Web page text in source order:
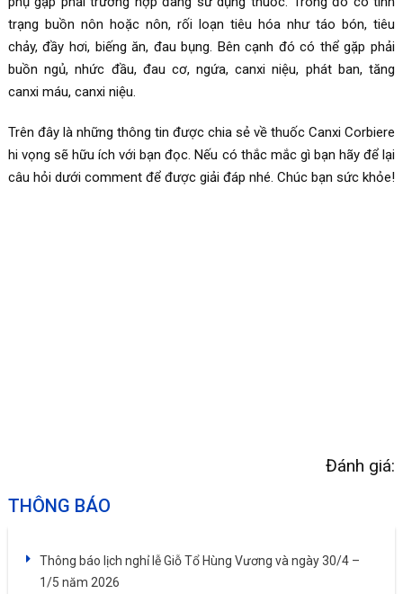
trạng buồn nôn hoặc nôn, rối loạn tiêu hóa như táo bón, tiêu
chảy, đầy hơi, biếng ăn, đau bụng. Bên cạnh đó có thể gặp phải
buồn ngủ, nhức đầu, đau cơ, ngứa, canxi niệu, phát ban, tăng
canxi máu, canxi niệu.
Trên đây là những thông tin được chia sẻ về thuốcCanxi Corbiere
hi vọng sẽ hữu ích với bạn đọc. Nếu có thắc mắc gì bạn hãy để lại
câu hỏi dưới comment để được giải đáp nhé. Chúc bạn sức khỏe!
Đánh giá:
THÔNG BÁO
Thông báo lịch nghỉ lễ Giỗ Tổ Hùng Vương và ngày 30/4 –
1/5 năm 2026